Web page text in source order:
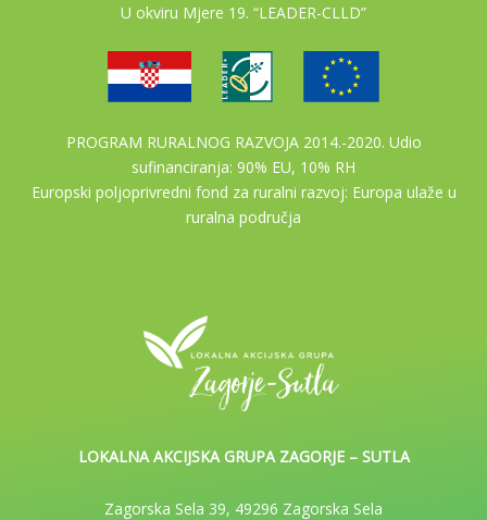
U okviru Mjere 19. “LEADER-CLLD”
PROGRAM RURALNOG RAZVOJA 2014.-2020. Udio
sufinanciranja: 90% EU, 10% RH
Europski poljoprivredni fond za ruralni razvoj: Europa ulaže u
ruralna područja
LOKALNA AKCIJSKA GRUPA ZAGORJE – SUTLA
Zagorska Sela 39, 49296 Zagorska Sela